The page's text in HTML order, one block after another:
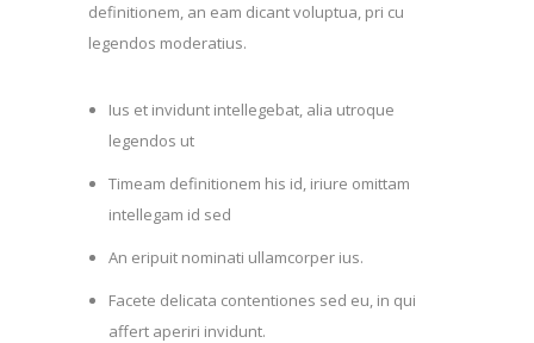
definitionem, an eam dicant voluptua, pri cu
legendos moderatius.
Ius et invidunt intellegebat, alia utroque
legendos ut
Timeam definitionem his id, iriure omittam
intellegam id sed
An eripuit nominati ullamcorper ius.
Facete delicata contentiones sed eu, in qui
affert aperiri invidunt.